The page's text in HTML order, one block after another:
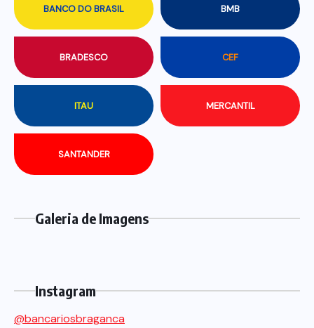
BANCO DO BRASIL BMB
BRADESCO CEF
ITAU MERCANTIL
SANTANDER
Galeria de Imagens
Instagram
@bancariosbraganca